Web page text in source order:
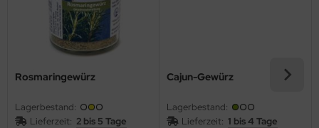
Rosmaringewürz
Lagerbestand:
Lieferzeit: 2 bis 5 Tage
Cajun-Gewürz
Lagerbestand:
Lieferzeit: 1 bis 4 Tage